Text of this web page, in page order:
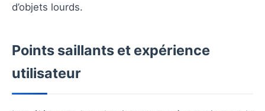
d’objets lourds.
Points saillants et expérience
utilisateur